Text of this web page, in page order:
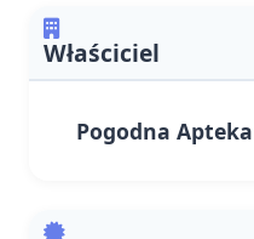
Właściciel
Pogodna